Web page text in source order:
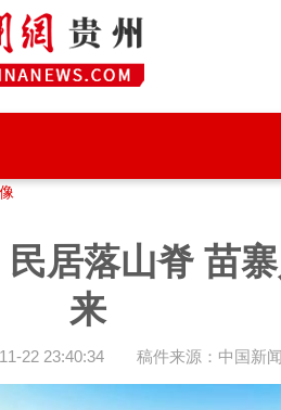
居落山脊 苗
来
22 23:40:34 稿件来源：中国新